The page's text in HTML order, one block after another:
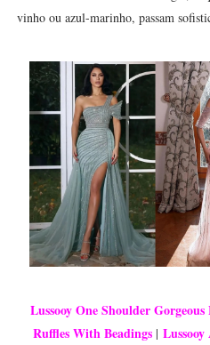
vinho ou azul-marinho, passam
Lussooy One Shoulder
Ruffles With Beadings |